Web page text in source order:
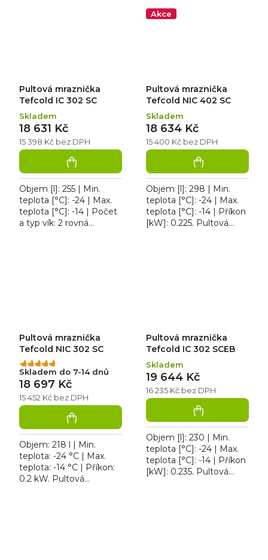
Tefcold NIC 301 SC...
Pultová mraznička
Tefcold IC 302 SC
Skladem
15 398 Kč bez DPH
18 631 Kč
Objem [l]: 255 | Min.
teplota [°C]: -24 | Max.
teplota [°C]: -14 | Počet
a typ vík: 2 rovná
Akce
Pultová mraznička
Tefcold NIC 402 SC
Skladem
15 400 Kč bez DPH
18 634 Kč
Objem [l]: 298 | Min.
teplota [°C]: -24 | Max.
teplota [°C]: -14 | Příkon
[kW]: 0.225. Pultová
Pultová mraznička
Tefcold NIC 302 SC
Průměrné
hodnocení
produktu
je
5,0
z
5
hvězdiček.
Skladem do 7-14 dnů
15 452 Kč bez DPH
18 697 Kč
Objem: 218 l | Min.
teplota: -24 °C | Max.
teplota: -14 °C | Příkon:
0.2 kW. Pultová
Pultová mraznička
Tefcold IC 302 SCEB
Skladem
16 235 Kč bez DPH
19 644 Kč
Objem [l]: 230 | Min.
teplota [°C]: -24 | Max.
teplota [°C]: -14 | Příkon
[kW]: 0.235. Pultová